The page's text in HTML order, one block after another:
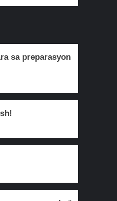
sa preparasyon